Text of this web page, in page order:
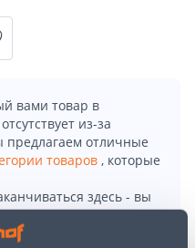
вами товар в
из-за
предлагаем отличные
товаров , которые
здесь - вы
вернувшись
нашу мощную